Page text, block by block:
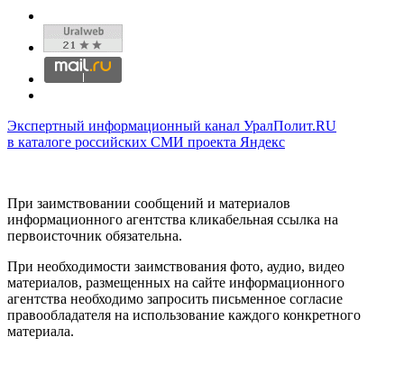
Экспертный информационный канал УралПолит.RU
в каталоге российских СМИ проекта Яндекс
При заимствовании сообщений и материалов
информационного агентства кликабельная ссылка на
первоисточник обязательна.
При необходимости заимствования фото, аудио, видео
материалов, размещенных на сайте информационного
агентства необходимо запросить письменное согласие
правообладателя на использование каждого конкретного
материала.